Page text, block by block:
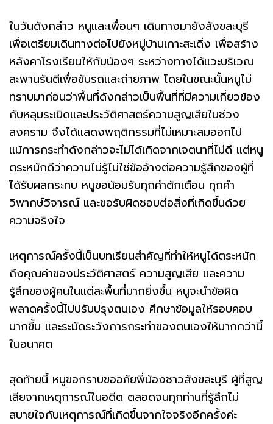
ในวันดังกล่าว หนูและเพื่อนๆ เดินทางมายังสังขละบุรี
เพื่อเตรียมเดินทางต่อไปยังหมู่บ้านเกาะสะเดิ่ง เพื่อสร้าง
หลังคาโรงเรียนให้กับน้องๆ ระหว่างทางได้แวะบริเวณ
สะพานรันตีเพื่อขับรถและถ่ายภาพ โดยในขณะนั้นหนูไม่
ทราบมาก่อนว่าพื้นที่ดังกล่าวเป็นพื้นที่ที่มีความเกี่ยวข้อง
กับหลุมระเบิดและประวัติศาสตร์ความสูญเสียในช่วง
สงคราม จึงได้แสดงพฤติกรรมที่ไม่เหมาะสมออกไป
แม้การกระทำดังกล่าวจะไม่ได้เกิดจากเจตนาที่ไม่ดี แต่หนู
ตระหนักดีว่าความไม่รู้ไม่ใช่ข้ออ้างต่อความรู้สึกของผู้ที่
ได้รับผลกระทบ หนูขอน้อมรับทุกคำตักเตือน ทุกคำ
วิพากษ์วิจารณ์ และขอรับผิดชอบต่อสิ่งที่เกิดขึ้นด้วย
ความจริงใจ
เหตุการณ์ครั้งนี้เป็นบทเรียนสำคัญที่ทำให้หนูได้ตระหนัก
ถึงคุณค่าของประวัติศาสตร์ ความสูญเสีย และความ
รู้สึกของผู้คนในแต่ละพื้นที่มากยิ่งขึ้น หนูจะนำข้อผิด
พลาดครั้งนี้ไปปรับปรุงตนเอง ศึกษาข้อมูลให้รอบคอบ
มากขึ้น และระมัดระวังการกระทำของตนเองให้มากกว่านี้
ในอนาคต
สุดท้ายนี้ หนูขอกราบขออภัยพี่น้องชาวสังขละบุรี ผู้ที่สูญ
เสียจากเหตุการณ์ในอดีต ตลอดจนทุกท่านที่รู้สึกไม่
สบายใจกับเหตุการณ์ที่เกิดขึ้นจากใจจริงอีกครั้งค่ะ